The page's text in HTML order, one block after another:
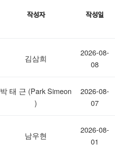
작성자 작성일
김삼희
2026-08-
08
박 태 근 (Park Simeon
)
2026-08-
07
남우현
2026-08-
01